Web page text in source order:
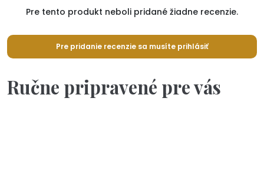
Pre tento produkt neboli pridané žiadne recenzie.
Pre pridanie recenzie sa musíte prihlásiť
Ručne pripravené pre vás